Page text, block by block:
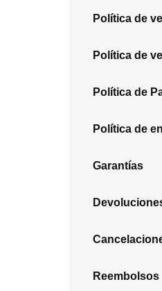
Política de
Política de
Política de
Política de
Garantías
Reembolsos